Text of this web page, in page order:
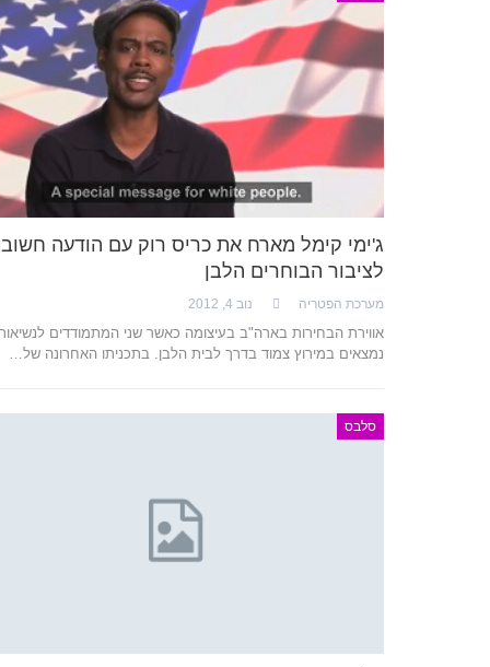
ג'ימי קימל מארח את כריס רוק עם הודעה
לציבור הבוחרים הלבן
מערכת הפטריה נוב 4, 2012
אווירת הבחירות בארה"ב בעיצומה כאשר שני המתמודדים
נמצאים במירוץ צמוד בדרך לבית הלבן. בתכניתו האחרונה של…
סלבס